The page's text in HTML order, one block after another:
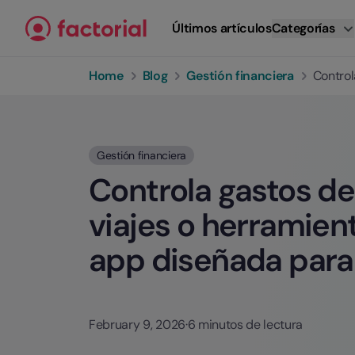
Últimos artículosCategorías
Home Blog Gestión financiera
Gestión financiera
Controla gastos
viajes o
app diseñada
February 9, 2026·6 minutos de lectura